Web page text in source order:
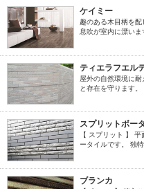
ケイミー
趣のある木目柄を
息吹が室内に漂いま
ティエラフエル
屋外の自然環境に
と存在を守ります。
スプリットボー
【 スプリット 】
ータイルです。 独
ブランカ